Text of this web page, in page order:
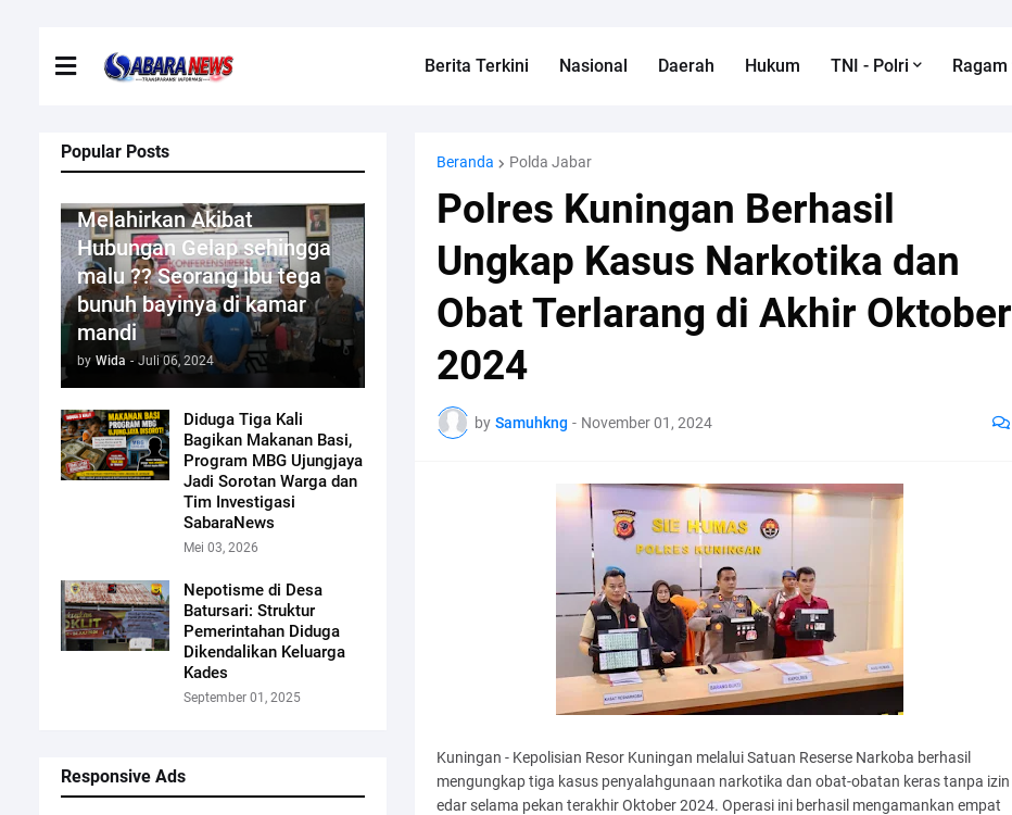
Berita Terkini Nasional Daerah Hukum TNI - Polri Ragam
Popular Posts
Melahirkan Akibat
Hubungan Gelap sehingga
malu ?? Seorang ibu tega
bunuh bayinya di kamar
mandi
by Wida - Juli 06, 2024
Diduga Tiga Kali
Bagikan Makanan Basi,
Program MBG Ujungjaya
Jadi Sorotan Warga dan
Tim Investigasi
SabaraNews
Mei 03, 2026
Nepotisme di Desa
Batursari: Struktur
Pemerintahan Diduga
Dikendalikan Keluarga
Kades
September 01, 2025
Responsive Ads
Beranda Polda Jabar
Polres Kuningan Berhasil
Ungkap Kasus Narkotika dan
Obat Terlarang di Akhir Oktober
2024
by Samuhkng - November 01, 2024
Kuningan - Kepolisian Resor Kuningan melalui Satuan Reserse Narkoba berhasil
mengungkap tiga kasus penyalahgunaan narkotika dan obat-obatan keras tanpa izin
edar selama pekan terakhir Oktober 2024. Operasi ini berhasil mengamankan empat